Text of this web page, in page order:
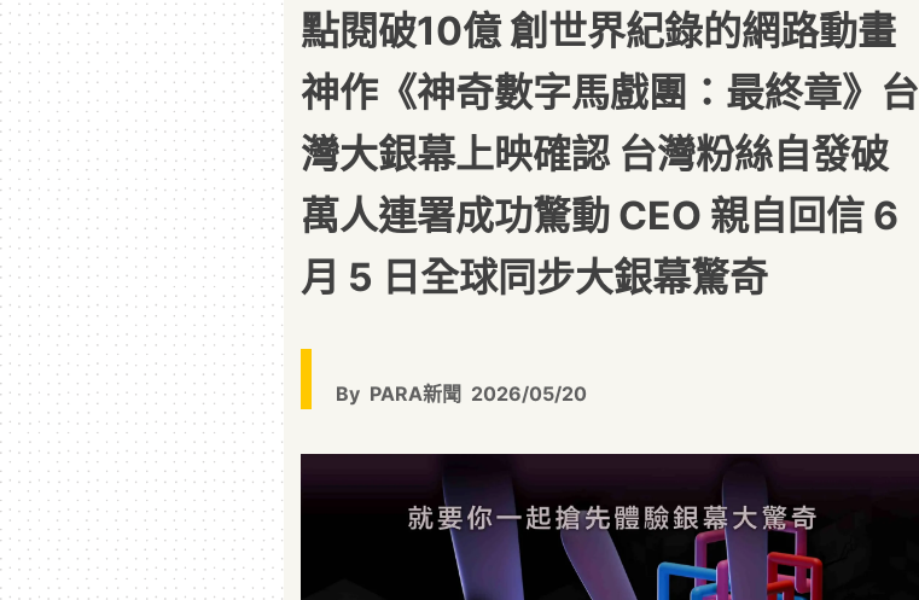
點閱破10億 創世界紀錄的網路動畫
神作《神奇數字馬戲團：最終章》台
灣大銀幕上映確認 台灣粉絲自發破
萬人連署成功驚動 CEO 親自回信 6
月 5 日全球同步大銀幕驚奇
By PARA新聞 2026/05/20